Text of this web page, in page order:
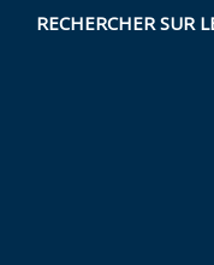
RECHERCHER SUR